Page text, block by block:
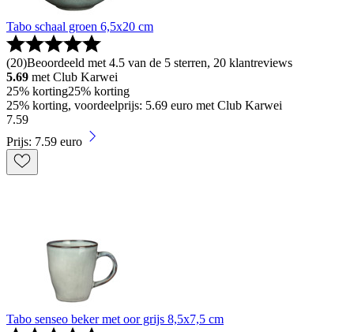
Tabo schaal groen 6,5x20 cm
(20)Beoordeeld met 4.5 van de 5 sterren, 20 klantreviews
5.69 met Club Karwei
25% korting25% korting
25% korting, voordeelprijs: 5.69 euro met Club Karwei
7.59
Prijs: 7.59 euro
Tabo senseo beker met oor grijs 8,5x7,5 cm